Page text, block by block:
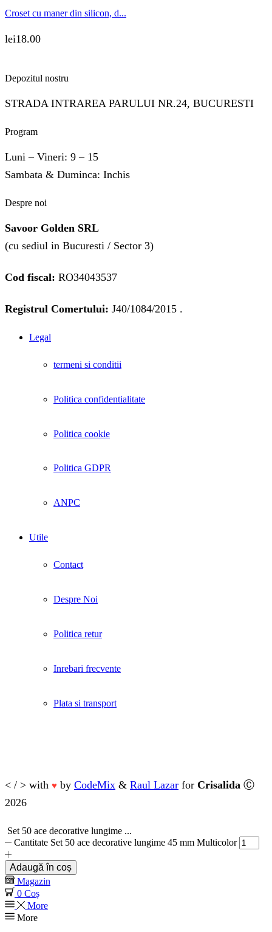
Croset cu maner din silicon, d...
lei18.00
Depozitul nostru
STRADA INTRAREA PARULUI NR.24, BUCURESTI
Program
Luni – Vineri: 9 – 15
Sambata & Duminca: Inchis
Despre noi
Savoor Golden SRL
(cu sediul in Bucuresti / Sector 3)
Cod fiscal: RO34043537
Registrul Comertului: J40/1084/2015 .
Legal
termeni si conditii
Politica confidentialitate
Politica cookie
Politica GDPR
ANPC
Utile
Contact
Despre Noi
Politica retur
Inrebari frecvente
Plata si transport
< / > with ♥ by CodeMix & Raul Lazar for Crisalida Ⓒ
2026
Set 50 ace decorative lungime ...
Cantitate Set 50 ace decorative lungime 45 mm Multicolor
Adaugă în coș
Magazin
0 Coș
More
More